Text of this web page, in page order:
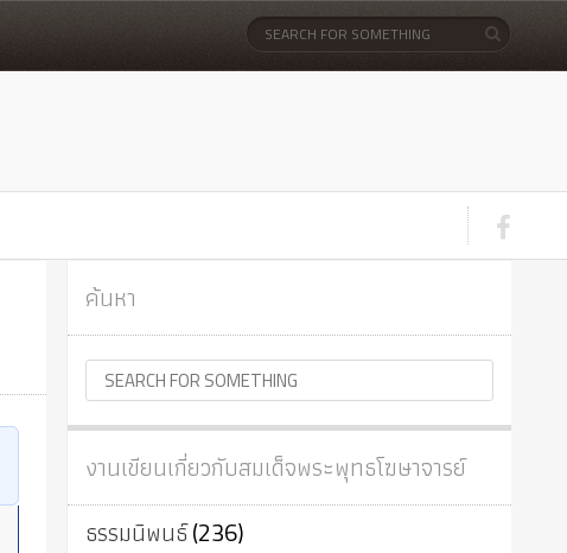
ค้นหา
งานเขียนเกี่ยวกับสมเด็จพระพุทธโฆษาจารย์
ธรรมนิพนธ์(236)